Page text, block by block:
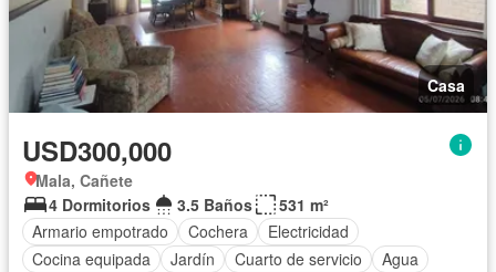
Casa
USD300,000
Mala, Cañete
4 Dormitorios
3.5 Baños
531 m²
Armario empotrado
Cochera
Electricidad
Cocina equipada
Jardín Cuarto de servicio Agua